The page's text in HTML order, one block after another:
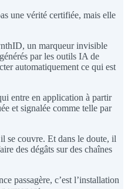
une vérité certifiée, mais elle
un marqueur invisible
par les outils IA de
automatiquement ce qui est
entre en application à partir
et signalée comme telle par
se couvre. Et dans le doute, il
des dégâts sur des chaînes
passagère, c’est l’installation